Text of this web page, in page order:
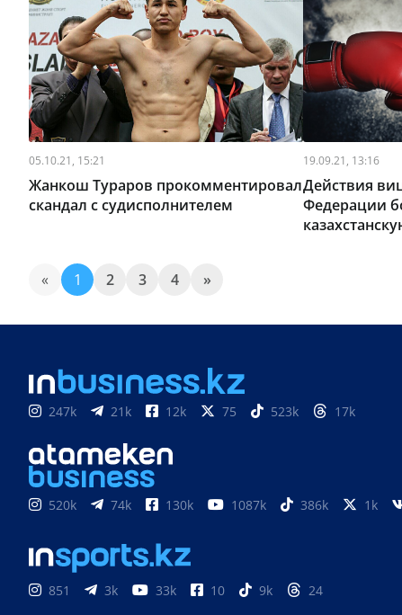
05.10.21, 15:21
Жанкош Тураров прокомментировал
скандал с судисполнителем
19.09.21, 13:16
Действия
Федерации
« 1 2 3 4 »
247k 21k 12k 75 523k 17k
520k 74k 130k 1087k 386k 1k
851 3k 33k 10 9k 24